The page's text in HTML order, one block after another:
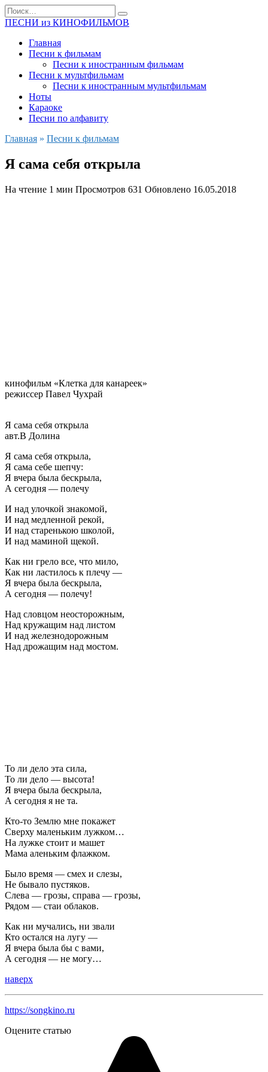
Перейти
к
Search
for:
ПЕСНИ из КИНОФИЛЬМОВ
Главная
Песни к фильмам
Песни к иностранным фильмам
Песни к мультфильмам
Песни к иностранным мультфильмам
Ноты
Караоке
Песни по алфавиту
Главная » Песни к фильмам
Я сама себя открыла
На чтение 1 мин Просмотров 631 Обновлено 16.05.2018
кинофильм «Клетка для канареек»
режиссер Павел Чухрай
Я сама себя открыла
авт.В Долина
Я сама себя открыла,
Я сама себе шепчу:
Я вчера была бескрыла,
А сегодня — полечу
И над улочкой знакомой,
И над медленной рекой,
И над старенькою школой,
И над маминой щекой.
Как ни грело все, что мило,
Как ни ластилось к плечу —
Я вчера была бескрыла,
А сегодня — полечу!
Над словцом неосторожным,
Над кружащим над листом
И над железнодорожным
Над дрожащим над мостом.
То ли дело эта сила,
То ли дело — высота!
Я вчера была бескрыла,
А сегодня я не та.
Кто-то Землю мне покажет
Сверху маленьким лужком…
На лужке стоит и машет
Мама аленьким флажком.
Было время — смех и слезы,
Не бывало пустяков.
Слева — грозы, справа — грозы,
Рядом — стаи облаков.
Как ни мучались, ни звали
Кто остался на лугу —
Я вчера была бы с вами,
А сегодня — не могу…
наверх
https://songkino.ru
Оцените статью